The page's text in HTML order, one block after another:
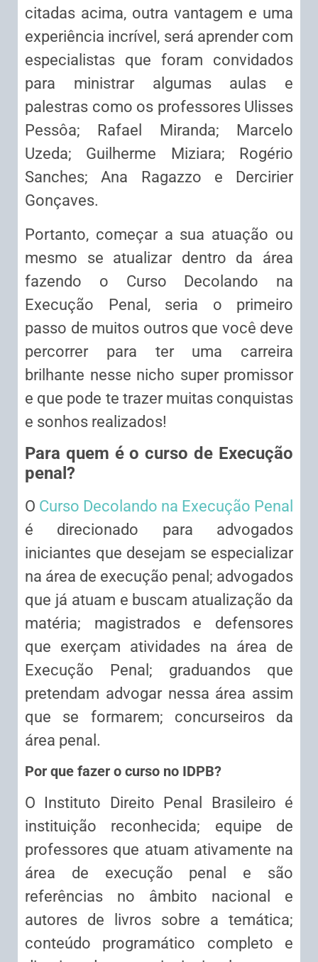
citadas acima, outra vantagem e uma
experiência incrível, será aprender com
especialistas que foram convidados
para ministrar algumas aulas e
palestras como os professores Ulisses
Pessôa; Rafael Miranda; Marcelo
Uzeda; Guilherme Miziara; Rogério
Sanches; Ana Ragazzo e Dercirier
Gonçaves.
Portanto, começar a sua atuação ou
mesmo se atualizar dentro da área
fazendo o Curso Decolando na
Execução Penal, seria o primeiro
passo de muitos outros que você deve
percorrer para ter uma carreira
brilhante nesse nicho super promissor
e que pode te trazer muitas conquistas
e sonhos realizados!
Para quem é o curso de Execução
penal?
O Curso Decolando na Execução Penal
é direcionado para advogados
iniciantes que desejam se especializar
na área de execução penal; advogados
que já atuam e buscam atualização da
matéria; magistrados e defensores
que exerçam atividades na área de
Execução Penal; graduandos que
pretendam advogar nessa área assim
que se formarem; concurseiros da
área penal.
Por que fazer o curso no IDPB?
O Instituto Direito Penal Brasileiro é
instituição reconhecida; equipe de
professores que atuam ativamente na
área de execução penal e são
referências no âmbito nacional e
autores de livros sobre a temática;
conteúdo programático completo e